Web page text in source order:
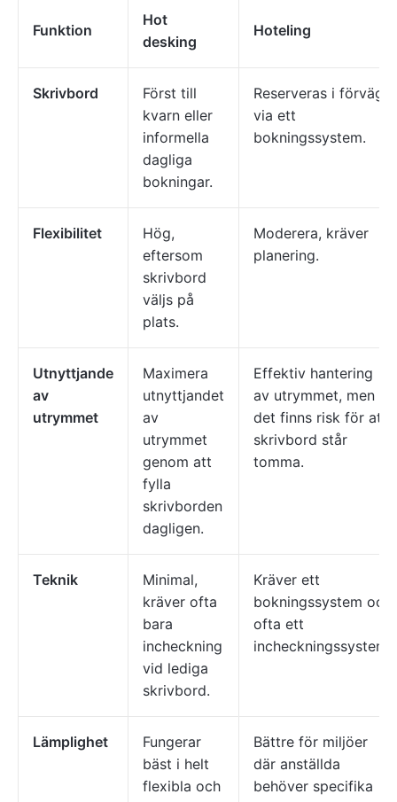
Funktion
Hot
desking
Hoteling
Skrivbord
Först till
kvarn eller
informella
dagliga
bokningar.
Reserveras i förväg
via ett
bokningssystem.
Flexibilitet
Hög,
eftersom
skrivbord
väljs på
plats.
Moderera, kräver
planering.
Utnyttjande
av
utrymmet
Maximera
utnyttjandet
av
utrymmet
genom att
fylla
skrivborden
dagligen.
Effektiv hantering
av utrymmet, men
det finns risk för att
skrivbord står
tomma.
Teknik
Minimal,
kräver ofta
bara
incheckning
vid lediga
skrivbord.
Kräver ett
bokningssystem och
ofta ett
incheckningssystem.
Lämplighet
Fungerar
bäst i helt
flexibla och
Bättre för miljöer
där anställda
behöver specifika